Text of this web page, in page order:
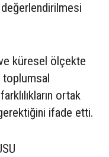
küresel ölçekte
toplumsal
ortak
ifade etti.